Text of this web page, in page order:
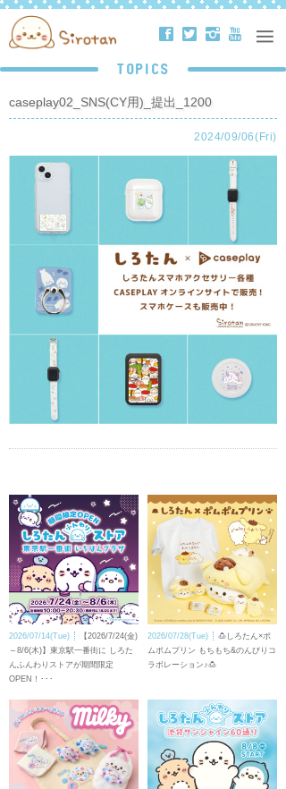
ä å ë ð
TOPICS
caseplay02_SNS(CY用)_提出_1200
2024/09/06(Fri)
2026/07/14(Tue)
【2026/7/24(金)
～8/6(木)】東京駅一番街に しろた
んふんわりストアが期間限定
OPEN！･･･
2026/07/28(Tue)
🍮しろたん×ポ
ムポムプリン もちもち&のんびりコ
ラボレーション♪🍮